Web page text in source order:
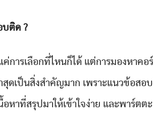
บติด ?
แค่การเลือกที่ไหนก็ได้ แต่การมองหาค
ดเป็นสิ่งสำคัญมาก เพราะแนวข้อสอ
หาที่สรุปมาให้เข้าใจง่าย และพาร์ตต